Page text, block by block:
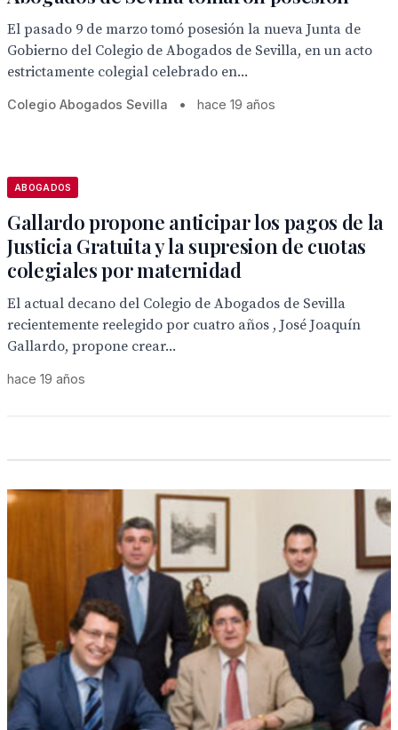
El pasado 9 de marzo tomó posesión la nueva Junta de
Gobierno del Colegio de Abogados de Sevilla, en un acto
estrictamente colegial celebrado en...
Colegio Abogados Sevilla • hace 19 años
ABOGADOS
Gallardo propone anticipar los pagos de la
Justicia Gratuita y la supresion de cuotas
colegiales por maternidad
El actual decano del Colegio de Abogados de Sevilla
recientemente reelegido por cuatro años , José Joaquín
Gallardo, propone crear...
hace 19 años